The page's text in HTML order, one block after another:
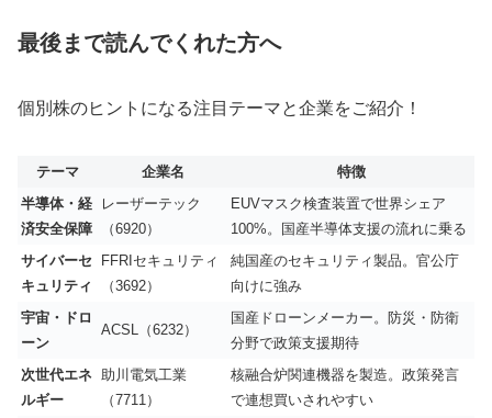
最後まで読んでくれた方へ
個別株のヒントになる注目テーマと企業をご紹介！
テーマ 企業名
特徴
半導体・経
済安全保障
レーザーテック
（6920）
EUVマスク検査装置で世界シェア
100%。国産半導体支援の流れに乗る
サイバーセ
キュリティ
FFRIセキュリティ
（3692）
純国産のセキュリティ製品。官公庁
向けに強み
宇宙・ドロ
ーン
ACSL（6232）
国産ドローンメーカー。防災・防衛
分野で政策支援期待
次世代エネ
ルギー
助川電気工業
（7711）
核融合炉関連機器を製造。政策発言
で連想買いされやすい